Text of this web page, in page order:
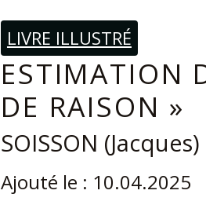
LIVRE ILLUSTRÉ
ESTIMATION
DE RAISON »
SOISSON (Jacques)
Ajouté le : 10.04.2025